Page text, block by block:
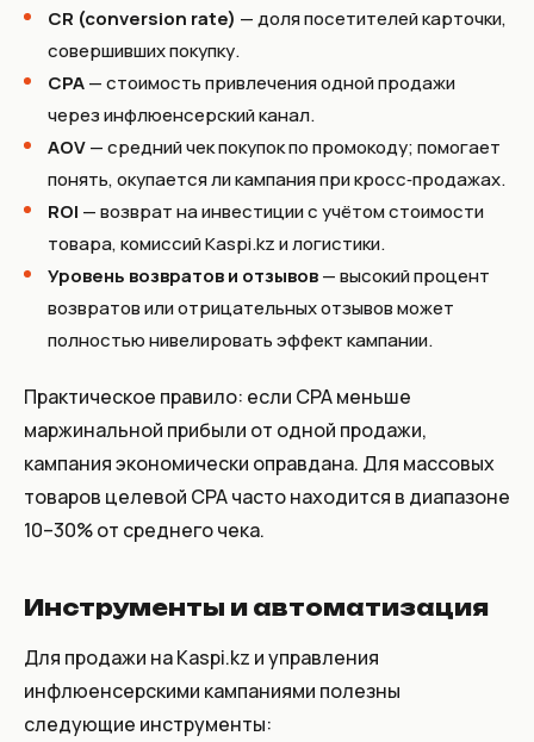
CR (conversion rate) — доля посетителей карточки,
совершивших покупку.
CPA— стоимость привлечения одной продажи
через инфлюенсерский канал.
AOV— средний чек покупок по промокоду; помогает
понять, окупается ли кампания при кросс‑продажах.
ROI — возврат на инвестиции с учётом стоимости
товара, комиссий Kaspi.kz и логистики.
Уровень возвратов и отзывов— высокий процент
возвратов или отрицательных отзывов может
полностью нивелировать эффект кампании.
Практическое правило: если CPA меньше
маржинальной прибыли от одной продажи,
кампания экономически оправдана. Для массовых
товаров целевой CPA часто находится в диапазоне
10–30% от среднего чека.
Инструменты и автоматизация
Для продажи на Kaspi.kz и управления
инфлюенсерскими кампаниями полезны
следующие инструменты: